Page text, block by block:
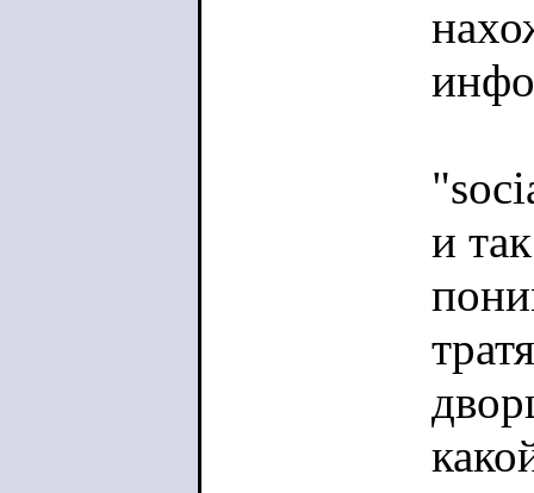
и